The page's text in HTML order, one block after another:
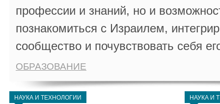
профессии и знаний, но и
познакомиться с Израилем,
сообщество и почувствовать себя
ОБРАЗОВАНИЕ
НАУКА И ТЕХНОЛОГИИ НАУКА И